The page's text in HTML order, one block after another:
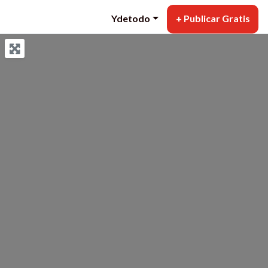
Ydetodo + Publicar Gratis